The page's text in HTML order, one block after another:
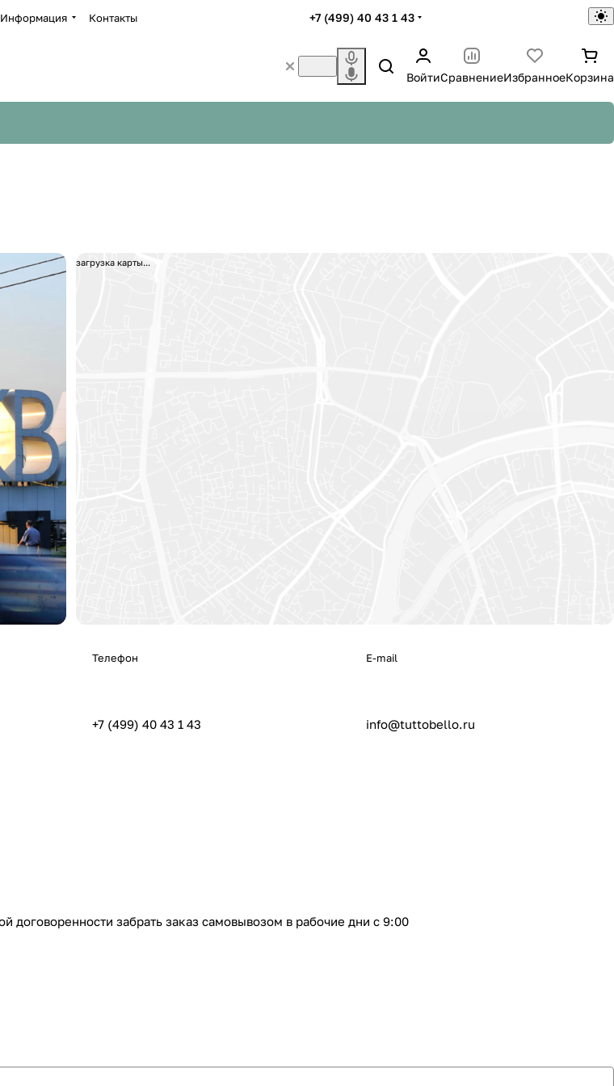
Информация Контакты +7 (499) 40 43 1 43
ВойтиСравнениеИзбранноеКорзина
загрузка карты...
Телефон
+7 (499) 40 43 1 43
E-mail
info@tuttobello.ru
договоренности забрать заказ самовывозом в рабочие дни с 9:00